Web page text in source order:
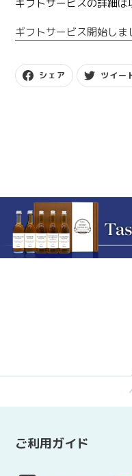
ギフトサービスの詳細は
ギフトサービス開始しま
シェア
A
C
ツイー
ご利用ガイド